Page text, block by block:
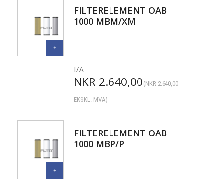
FILTERELEMENT OAB
1000 MBM/XM
I/A
NKR 2.640,00 (NKR 2.640,00
EKSKL. MVA)
FILTERELEMENT OAB
1000 MBP/P